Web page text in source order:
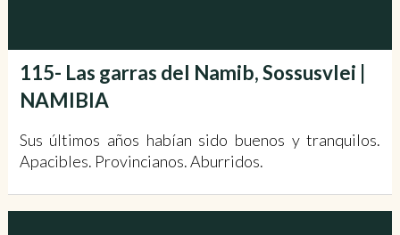
115- Las garras del Namib, Sossusvlei |
NAMIBIA
Sus últimos años habían sido buenos y tranquilos.
Apacibles. Provincianos. Aburridos.